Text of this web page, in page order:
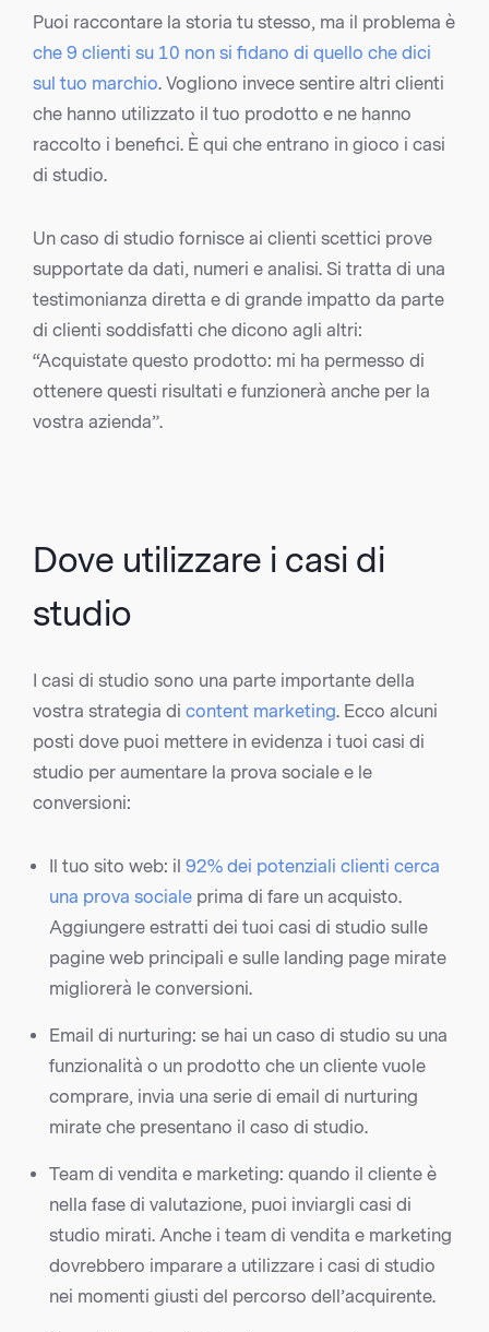
Puoi raccontare la storia tu stesso, ma il problema è
che 9 clienti su 10 non si fidano di quello che dici
sul tuo marchio. Vogliono invece sentire altri clienti
che hanno utilizzato il tuo prodotto e ne hanno
raccolto i benefici. È qui che entrano in gioco i casi
di studio.
Un caso di studio fornisce ai clienti scettici prove
supportate da dati, numeri e analisi. Si tratta di una
testimonianza diretta e di grande impatto da parte
di clienti soddisfatti che dicono agli altri:
“Acquistate questo prodotto: mi ha permesso di
ottenere questi risultati e funzionerà anche per la
vostra azienda”.
Dove utilizzare i casi di
studio
I casi di studio sono una parte importante della
vostra strategia di content marketing. Ecco alcuni
posti dove puoi mettere in evidenza i tuoi casi di
studio per aumentare la prova sociale e le
conversioni:
Il tuo sito web: il 92% dei potenziali clienti cerca
una prova sociale prima di fare un acquisto.
Aggiungere estratti dei tuoi casi di studio sulle
pagine web principali e sulle landing page mirate
migliorerà le conversioni.
Email di nurturing: se hai un caso di studio su una
funzionalità o un prodotto che un cliente vuole
comprare, invia una serie di email di nurturing
mirate che presentano il caso di studio.
Team di vendita e marketing: quando il cliente è
nella fase di valutazione, puoi inviargli casi di
studio mirati. Anche i team di vendita e marketing
dovrebbero imparare a utilizzare i casi di studio
nei momenti giusti del percorso dell’acquirente.